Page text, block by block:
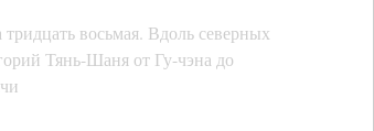
тридцать восьмая. Вдоль северных
Тянь-Шаня от Гу-чэна до